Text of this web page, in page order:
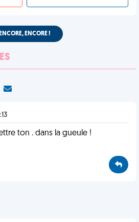
ENCORE, ENCORE !
ton . dans la gueule !